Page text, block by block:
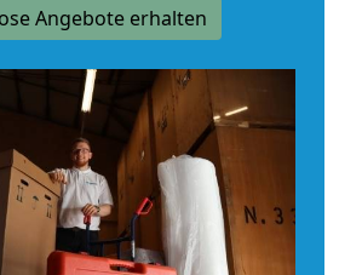
Angebote erhalten